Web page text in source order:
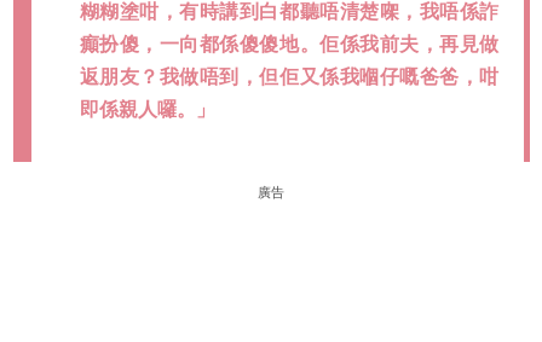
糊糊塗咁，有時講到白都聽唔清楚㗎，我唔係詐
癲扮傻，一向都係傻傻地。佢係我前夫，再見做
返朋友？我做唔到，但佢又係我嗰仔嘅爸爸，咁
即係親人囉。」
廣告